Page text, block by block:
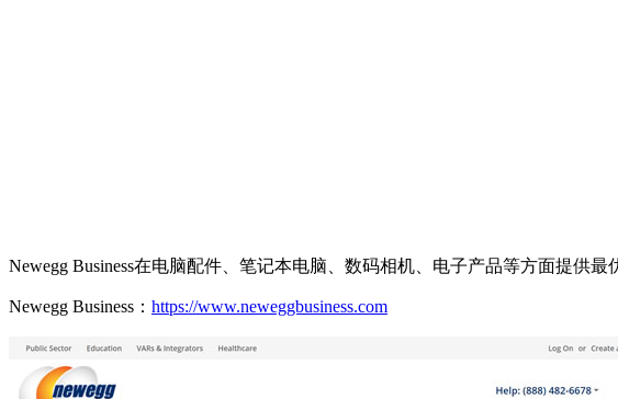
Newegg Business在电脑配件、笔记本电脑、数码相机、电子产品等方面提供
Newegg Business： https://www.neweggbusiness.com